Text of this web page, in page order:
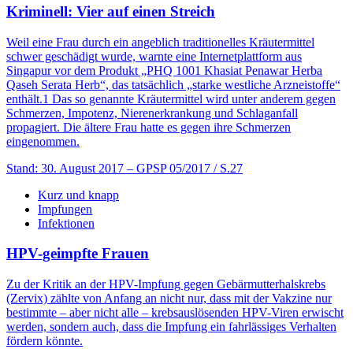
Kriminell: Vier auf einen Streich
Weil eine Frau durch ein angeblich traditionelles Kräutermittel
schwer geschädigt wurde, warnte eine Internetplattform aus
Singapur vor dem Produkt „PHQ 1001 Khasiat Penawar Herba
Qaseh Serata Herb“, das tatsächlich „starke westliche Arzneistoffe“
enthält.1 Das so genannte Kräutermittel wird unter anderem gegen
Schmerzen, Impotenz, Nierenerkrankung und Schlaganfall
propagiert. Die ältere Frau hatte es gegen ihre Schmerzen
eingenommen.
Stand: 30. August 2017 – GPSP 05/2017 / S.27
Kurz und knapp
Impfungen
Infektionen
HPV-geimpfte Frauen
Zu der Kritik an der HPV-Impfung gegen Gebärmutterhalskrebs
(Zervix) zählte von Anfang an nicht nur, dass mit der Vakzine nur
bestimmte – aber nicht alle – krebsauslösenden HPV-Viren erwischt
werden, sondern auch, dass die Impfung ein fahrlässiges Verhalten
fördern könnte.